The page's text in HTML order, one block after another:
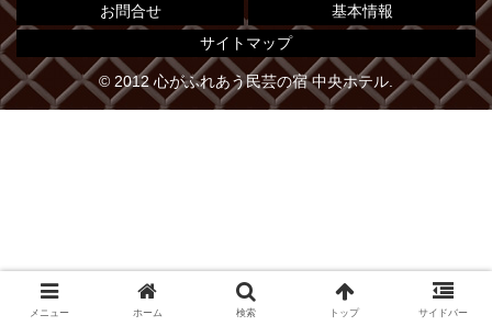
お問合せ
基本情報
サイトマップ
© 2012 心がふれあう民芸の宿 中央ホテル.
メニュー ホーム 検索 トップ サイドバー